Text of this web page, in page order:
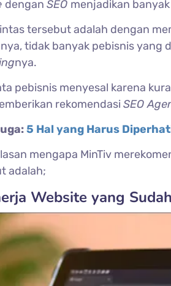
dengan SEO menjadikan
tersebut adalah dengan
tidak banyak pebisnis yang
nya.
pebisnis menyesal karena
rekomendasi SEO
5 Hal yang Harus
mengapa MinTiv
adalah;
Website yang